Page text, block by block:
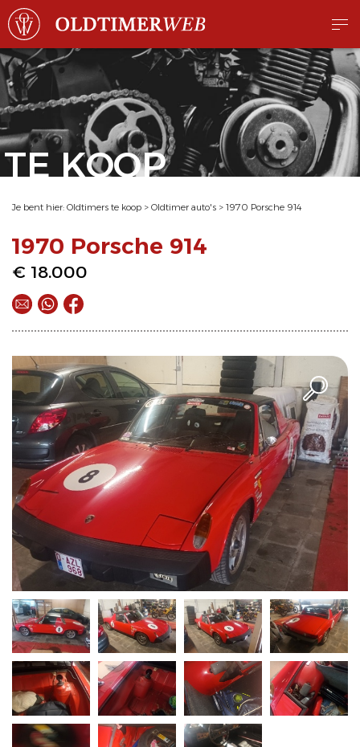
TE KOOP
Je bent hier: Oldtimers te koop > Oldtimer auto's > 1970 Porsche 914
1970 Porsche 914
€ 18.000